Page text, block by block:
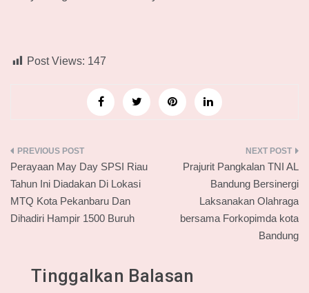
Post Views: 147
Navigasi
pos
Perayaan May Day SPSI Riau
Tahun Ini Diadakan Di Lokasi
MTQ Kota Pekanbaru Dan
Dihadiri Hampir 1500 Buruh
Prajurit Pangkalan TNI AL
Bandung Bersinergi
Laksanakan Olahraga
bersama Forkopimda kota
Bandung
Tinggalkan Balasan